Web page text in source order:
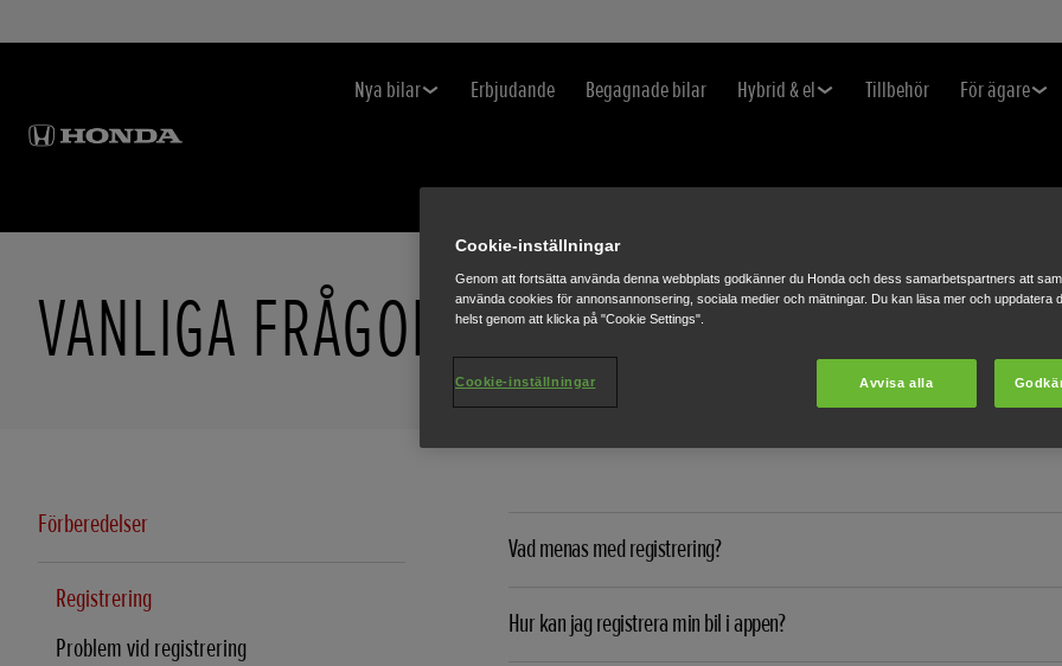
Nya bilar Erbjudande Begagnade bilar Hybrid & el Tillbehör För ägare
VANLIGA FRÅGOR OM MY HONDA+ APP
Förberedelser
Registrering
Problem vid registrering
Vad menas med registrering?
Hur kan jag registrera min bil i appen?
Cookie-inställningar
Genom att fortsätta använda denna webbplats godkänner du Honda och dess samarbetspartners att
använda cookies för annonsannonsering, sociala medier och mätningar. Du kan läsa mer och uppdatera
helst genom att klicka på "Cookie Settings".
Avvisa alla
Cookie-inställningar